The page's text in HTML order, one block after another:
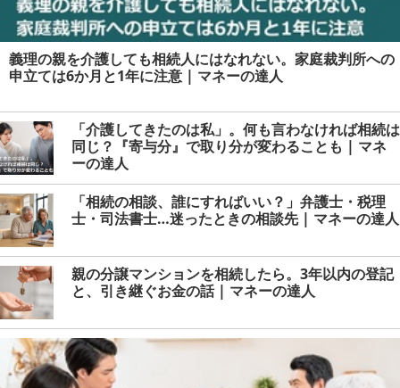
義理の親を介護しても相続人にはなれない。家庭裁判所への
申立ては6か月と1年に注意 | マネーの達人
「介護してきたのは私」。何も言わなければ相続は
同じ？『寄与分』で取り分が変わることも | マネ
ーの達人
「相続の相談、誰にすればいい？」弁護士・税理
士・司法書士…迷ったときの相談先 | マネーの達人
親の分譲マンションを相続したら。3年以内の登記
と、引き継ぐお金の話 | マネーの達人